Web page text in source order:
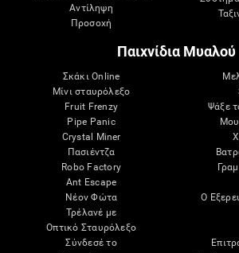
Αντίληψη
Προσοχή
Παιχνίδια Μυαλού
Σκάκι Online
Μίνι σταυρόλεξο
Fruit Frenzy
Pipe Panic
Crystal Miner
Πασιέντζα
Robo Factory
Ant Escape
Νέον Φώτα
Τρέλανέ με
Οπτικό Σταυρόλεξο
Σύνδεσέ το
Ψάξε
Ο